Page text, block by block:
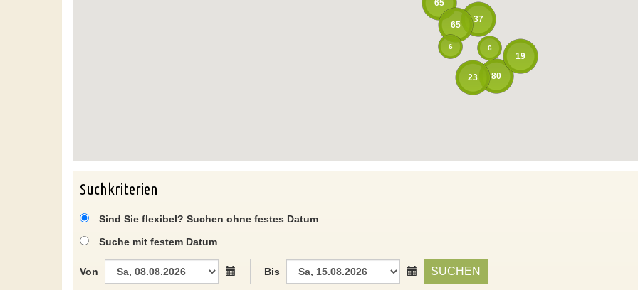
80
19
65
37
65
23
6
6
Suchkriterien
Sind Sie flexibel? Suchen ohne festes Datum
Suche mit festem Datum
Von Bis SUCHEN